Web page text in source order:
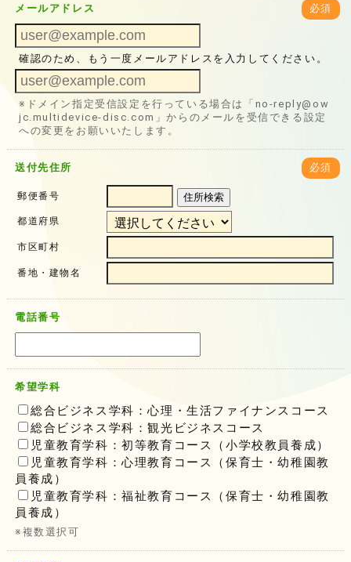
メールアドレス 必須
確認のため、もう一度メールアドレスを入力してください。
※ドメイン指定受信設定を行っている場合は「no-reply@ow
jc.multidevice-disc.com」からのメールを受信できる設定
への変更をお願いいたします。
送付先住所 必須
郵便番号 住所検索
都道府県
市区町村
番地・建物名
電話番号
希望学科
総合ビジネス学科：心理・生活ファイナンスコース
総合ビジネス学科：観光ビジネスコース
児童教育学科：初等教育コース（小学校教員養成）
児童教育学科：心理教育コース（保育士・幼稚園教
員養成）
児童教育学科：福祉教育コース（保育士・幼稚園教
員養成）
※複数選択可